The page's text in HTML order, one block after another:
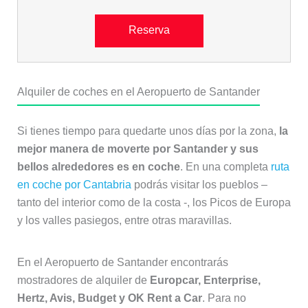
Reserva
Alquiler de coches en el Aeropuerto de Santander
Si tienes tiempo para quedarte unos días por la zona, la
mejor manera de moverte por Santander y sus
bellos alrededores es en coche. En una completa ruta
en coche por Cantabria podrás visitar los pueblos –
tanto del interior como de la costa -, los Picos de Europa
y los valles pasiegos, entre otras maravillas.
En el Aeropuerto de Santander encontrarás
mostradores de alquiler de Europcar, Enterprise,
Hertz, Avis, Budget y OK Rent a Car. Para no